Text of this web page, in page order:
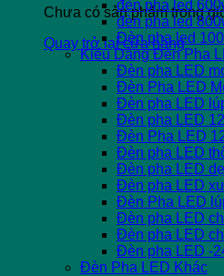
Chưa có sản phẩm trong
Quay trở lại cửa hàng
đèn pha led
đèn pha led
Đèn pha led
Kiểu Dáng Đèn Pha
Đèn pha LED
Đèn Pha LED
Đèn pha LED
Đèn pha LED
Đèn Pha LED
Đèn pha LED
Đèn pha LED
Đèn pha LED
Đèn Pha LED
Đèn pha LED
Đèn pha LED
Đèn pha LED -
Đèn Pha LED Khác